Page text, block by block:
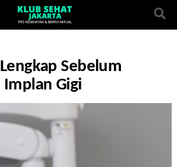
Sebelum
Gigi